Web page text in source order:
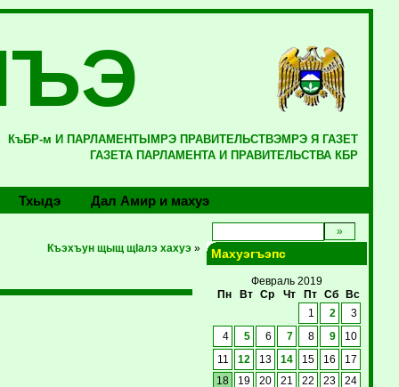
КъБР-м И ПАРЛАМЕНТЫМРЭ ПРАВИТЕЛЬСТВЭМРЭ Я ГАЗЕТ
ГАЗЕТА ПАРЛАМЕНТА И ПРАВИТЕЛЬСТВА КБР
Тхыдэ Дал Амир и махуэ
Къэхъун щыщ щIалэ хахуэ» Махуэгъэпс
Февраль 2019
Пн
Вт Ср Чт Пт Сб Вс
1 2 3
4 5 6 7 8 9 10
11 12 13 14 15 16
17
18
19 20 21 22 23
24